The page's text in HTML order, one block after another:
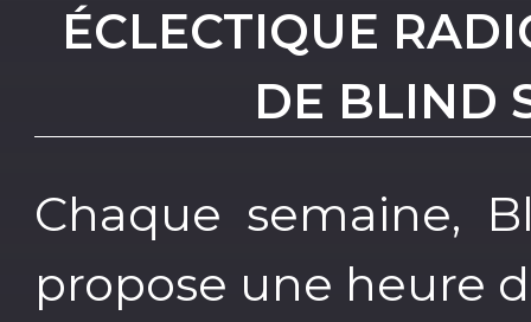
ÉCLECTIQUE
DE BLIND
Chaque semaine,
propose une heure